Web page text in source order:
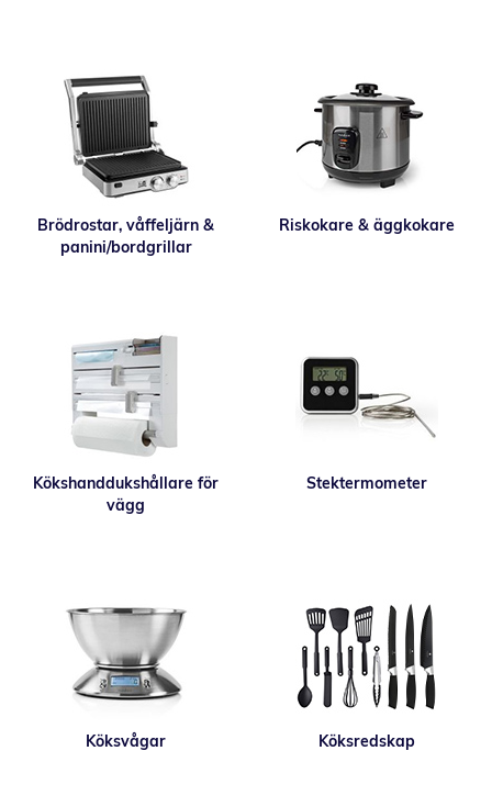
Brödrostar, våffeljärn &
panini/bordgrillar
Riskokare & äggkokare
Kökshanddukshållare för
vägg
Stektermometer
Köksvågar Köksredskap